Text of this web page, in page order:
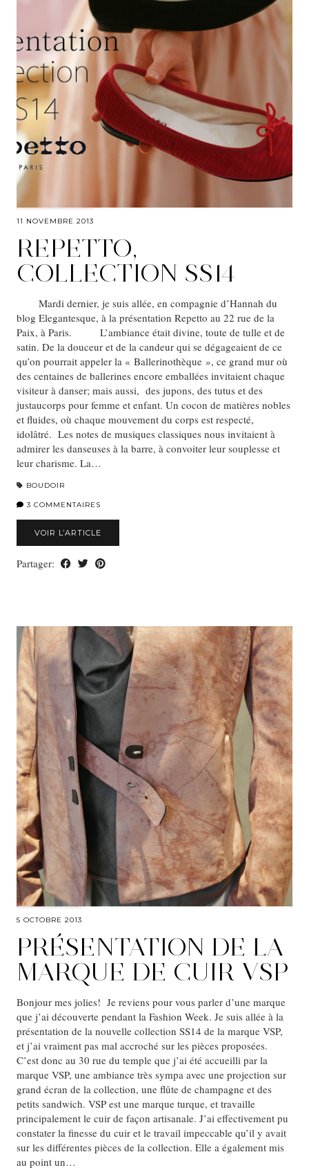
11 NOVEMBRE 2013
REPETTO,
COLLECTION SS14
Mardi dernier, je suis allée, en compagnie d’Hannah du
blog Elegantesque, à la présentation Repetto au 22 rue de la
Paix, à Paris. L’ambiance était divine, toute de tulle et de
satin. De la douceur et de la candeur qui se dégageaient de ce
qu’on pourrait appeler la « Ballerinothèque », ce grand mur où
des centaines de ballerines encore emballées invitaient chaque
visiteur à danser; mais aussi, des jupons, des tutus et des
justaucorps pour femme et enfant. Un cocon de matières nobles
et fluides, où chaque mouvement du corps est respecté,
idolâtré. Les notes de musiques classiques nous invitaient à
admirer les danseuses à la barre, à convoiter leur souplesse et
leur charisme. La…
BOUDOIR
3 COMMENTAIRES
VOIR L’ARTICLE
Partager:
5 OCTOBRE 2013
PRÉSENTATION DE LA
MARQUE DE CUIR VSP
Bonjour mes jolies! Je reviens pour vous parler d’une marque
que j’ai découverte pendant la Fashion Week. Je suis allée à la
présentation de la nouvelle collection SS14 de la marque VSP,
et j’ai vraiment pas mal accroché sur les pièces proposées.
C’est donc au 30 rue du temple que j’ai été accueilli par la
marque VSP, une ambiance très sympa avec une projection sur
grand écran de la collection, une flûte de champagne et des
petits sandwich. VSP est une marque turque, et travaille
principalement le cuir de façon artisanale. J’ai effectivement pu
constater la finesse du cuir et le travail impeccable qu’il y avait
sur les différentes pièces de la collection. Elle a également mis
au point un…